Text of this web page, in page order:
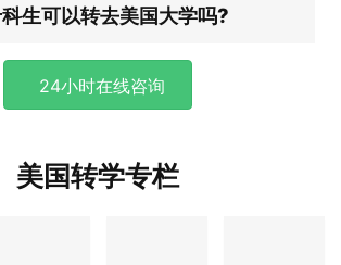
生可以转去美国大学吗?
24小时在线咨询
美国转学专栏